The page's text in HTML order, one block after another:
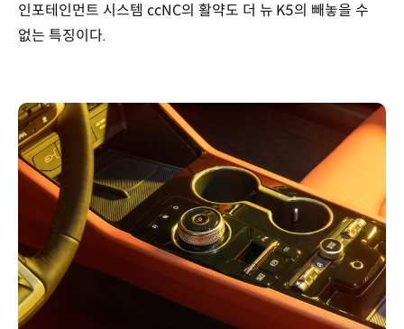
인포테인먼트 시스템 ccNC의 활약도 더 뉴 K5의 빼놓을 수
없는 특징이다.